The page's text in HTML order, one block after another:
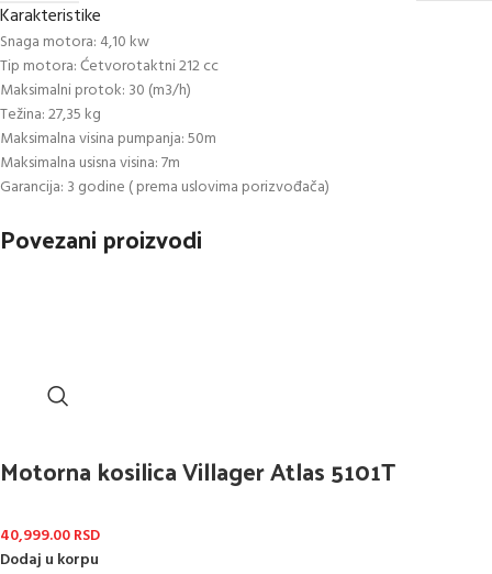
Karakteristike
Snaga motora: 4,10 kw
Tip motora: Ćetvorotaktni 212 cc
Maksimalni protok: 30 (m3/h)
Težina: 27,35 kg
Maksimalna visina pumpanja: 50m
Maksimalna usisna visina: 7m
Garancija: 3 godine ( prema uslovima porizvođača)
Povezani proizvodi
Motorna kosilica Villager Atlas 5101T
40,999.00RSD
Dodaj u korpu